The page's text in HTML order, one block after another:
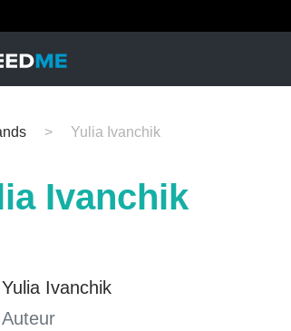
Yulia Ivanchik
Ivanchik
Yulia Ivanchik
Auteur